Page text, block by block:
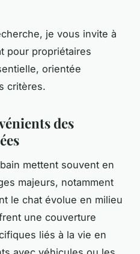
je vous invite à
pour propriétaires
orientée
critères.
des
mettent souvent en
majeurs, notamment
le chat évolue en milieu
une couverture
liés à la vie en